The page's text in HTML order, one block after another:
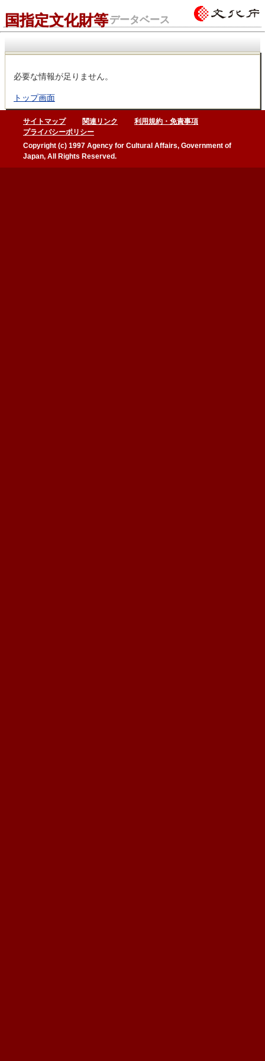
国指定文化財等データベース
必要な情報が足りません。
トップ画面
サイトマップ 関連リンク
利用規約・免責事項
プライバシーポリシー
Copyright (c) 1997 Agency for Cultural Affairs, Government of
Japan, All Rights Reserved.